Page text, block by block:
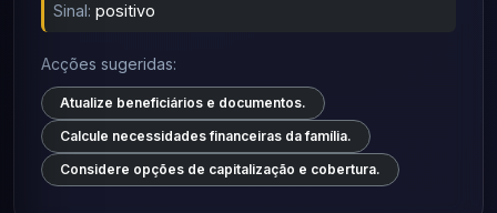
Sinal: positivo
Acções sugeridas:
Atualize beneficiários e documentos.
Calcule necessidades financeiras da família.
Considere opções de capitalização e cobertura.